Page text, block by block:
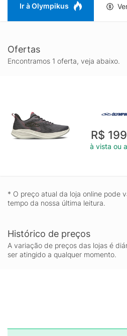
gráfica. TECNOLOGIA:
Ir à Olympikus
Ofertas
Encontramos 1 oferta, veja abaixo.
R$
à vista ou
* O preço atual da loja online pode
tempo da nossa última leitura.
Histórico de preços
A variação de preços das lojas é
ser atingido a qualquer momento.